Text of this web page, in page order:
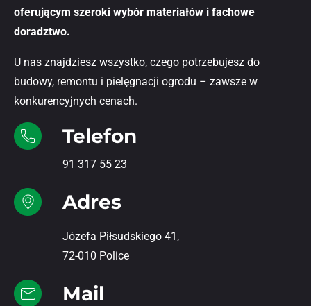
oferującym szeroki wybór materiałów i fachowe
doradztwo.
U nas znajdziesz wszystko, czego potrzebujesz do
budowy, remontu i pielęgnacji ogrodu – zawsze w
konkurencyjnych cenach.
Telefon
91 317 55 23
Adres
Józefa Piłsudskiego 41,
72-010 Police
Mail